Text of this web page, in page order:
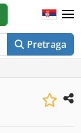
Pretraga